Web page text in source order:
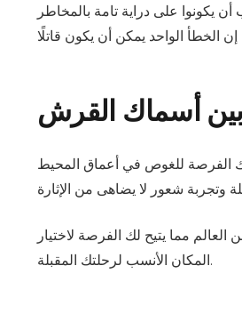
يكونوا على دراية تامة بالمخاطر
أسماك القرش
الفرصة للغوص في أعماق المحيط
مما يتيح لك الفرصة لاختيار
المكان الأنسب لرحلتك المقبلة.